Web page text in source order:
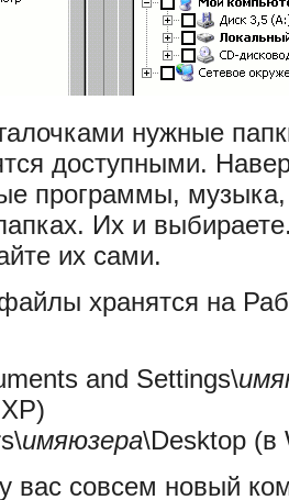
нужные
доступными.
программы, музыка,
Их и
их сами.
хранятся на
and Settings\
имяюзера\Desktop (в
вас совсем новый